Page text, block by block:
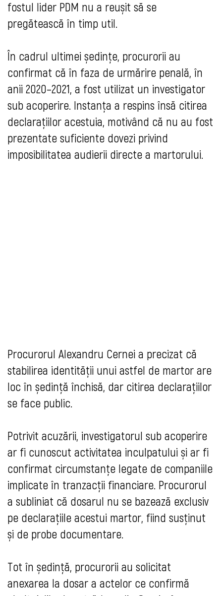
fostul lider PDM nu a reușit să se
pregătească în timp util.
În cadrul ultimei ședințe, procurorii au
confirmat că în faza de urmărire penală, în
anii 2020–2021, a fost utilizat un investigator
sub acoperire. Instanța a respins însă citirea
declarațiilor acestuia, motivând că nu au fost
prezentate suficiente dovezi privind
imposibilitatea audierii directe a martorului.
Procurorul Alexandru Cernei a precizat că
stabilirea identității unui astfel de martor are
loc în ședință închisă, dar citirea declarațiilor
se face public.
Potrivit acuzării, investigatorul sub acoperire
ar fi cunoscut activitatea inculpatului și ar fi
confirmat circumstanțe legate de companiile
implicate în tranzacții financiare. Procurorul
a subliniat că dosarul nu se bazează exclusiv
pe declarațiile acestui martor, fiind susținut
și de probe documentare.
Tot în ședință, procurorii au solicitat
anexarea la dosar a actelor ce confirmă